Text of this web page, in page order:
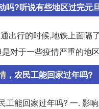
吗?听说有些地区过完元
出行的时候,地铁上面
对于一些疫情严重的地
，农民工能回家过年吗?
工能回家过年吗? 一. 影